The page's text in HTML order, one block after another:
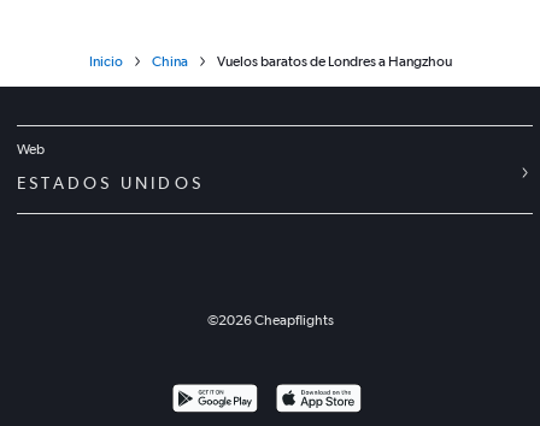
Inicio China Vuelos baratos de Londres a Hangzhou
Web
ESTADOS UNIDOS
©2026Cheapflights